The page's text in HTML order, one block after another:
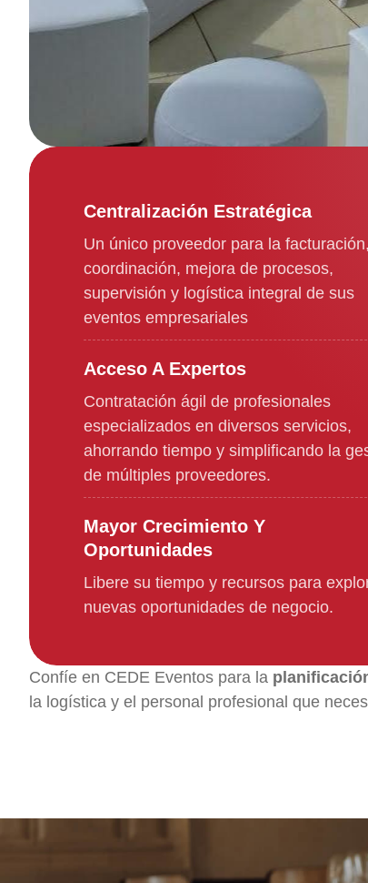
Centralización Estratégica
Un único proveedor para la facturación,
coordinación, mejora de procesos,
supervisión y logística integral de sus
eventos empresariales
Acceso A Expertos
Contratación ágil de profesionales
especializados en diversos servicios,
ahorrando tiempo y simplificando la
de múltiples proveedores.
Mayor Crecimiento Y
Oportunidades
Libere su tiempo y recursos para
nuevas oportunidades de negocio.
Confíe en CEDE Eventos para la
la logística y el personal profesional que